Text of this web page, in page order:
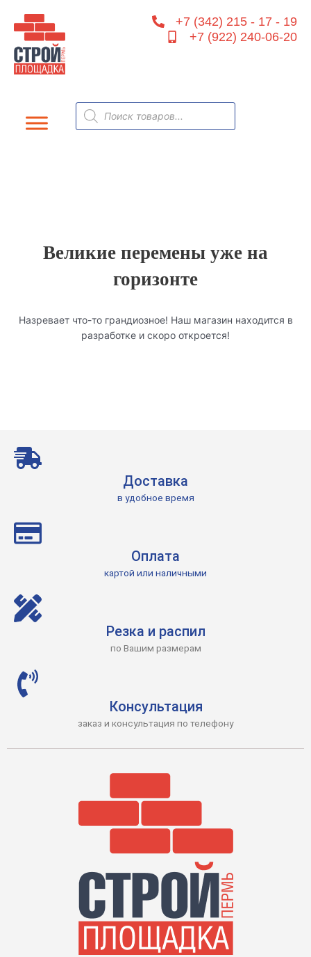
содержимому
+7 (342) 215 - 17 - 19
+7 (922) 240-06-20
Поиск
товаров
Великие перемены уже на
горизонте
Назревает что-то грандиозное! Наш магазин находится в
разработке и скоро откроется!
Доставка
в удобное время
Оплата
картой или наличными
Резка и распил
по Вашим размерам
Консультация
заказ и консультация по телефону